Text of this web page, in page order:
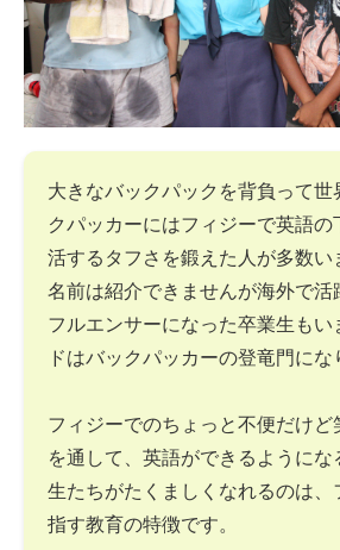
大きなバックパックを背負って世
クパッカーにはフィジーで英語の
活するタフさを鍛えた人が多数い
名前は紹介できませんが海外で活
フルエンサーになった卒業生もい
ドはバックパッカーの登竜門にな
フィジーでのちょっと不便だけど
を通して、英語ができるようにな
生たちがたくましくなれるのは、
指す教育の特徴です。